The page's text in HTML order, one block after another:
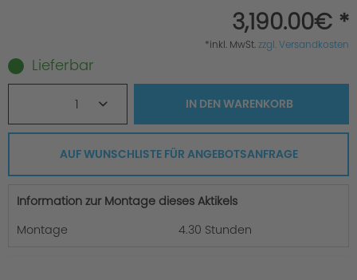
3,190.00€ *
*inkl. MwSt.zzgl. Versandkosten
Lieferbar
1 IN DENWARENKORB
AUF WUNSCHLISTE FÜR ANGEBOTSANFRAGE
Information zur Montage dieses Aktikels
Montage
4.30 Stunden